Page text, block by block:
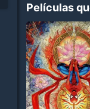
Películas